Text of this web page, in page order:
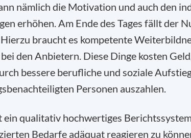
nämlich die Motivation und auch den
erhöhen. Am Ende des Tages fällt der
braucht es kompetente
den Anbietern. Diese Dinge kosten
bessere berufliche und soziale
Personen auszahlen.
ein qualitativ hochwertiges
Bedarfe adäquat reagieren zu